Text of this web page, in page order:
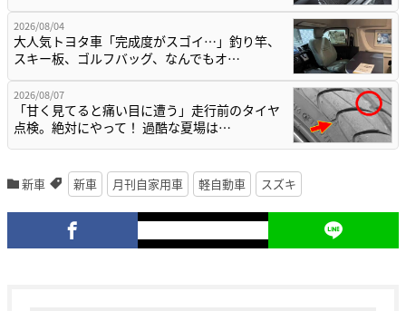
2026/08/04
大人気トヨタ車「完成度がスゴイ…」釣り竿、
スキー板、ゴルフバッグ、なんでもオ…
2026/08/07
「甘く見てると痛い目に遭う」走行前のタイヤ
点検。絶対にやって！ 過酷な夏場は…
新車 新車 月刊自家用車 軽自動車 スズキ